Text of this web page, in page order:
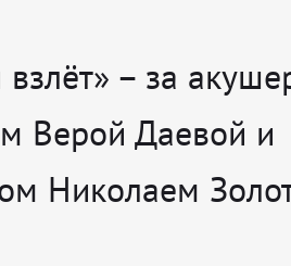
– за
Верой Даевой и
Николаем